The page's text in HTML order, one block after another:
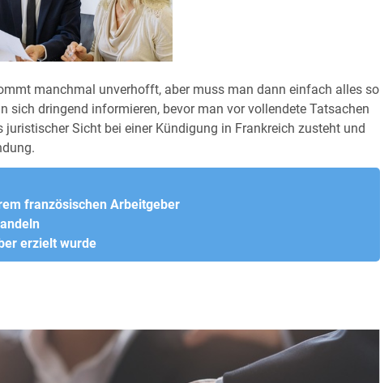
manchmal unverhofft, aber muss man dann einfach alles so
sich dringend informieren, bevor man vor vollendete Tatsachen
Sicht bei einer Kündigung in Frankreich zusteht und
französischen Arbeitgeber
erzielt wurde